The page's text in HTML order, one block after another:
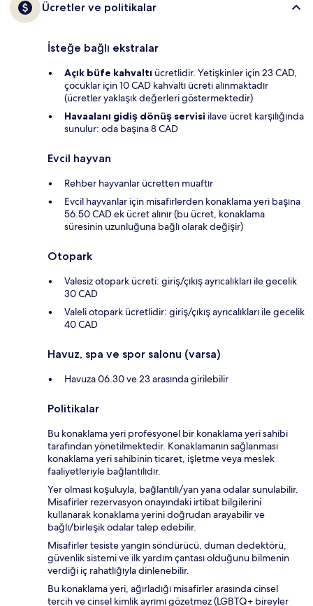
Ücretler ve politikalar
İsteğe bağlı ekstralar
Açık büfe kahvaltı ücretlidir. Yetişkinler için 23 CAD,
çocuklar için 10 CAD kahvaltı ücreti alınmaktadır
(ücretler yaklaşık değerleri göstermektedir)
Havaalanı gidiş dönüş servisi ilave ücret karşılığında
sunulur: oda başına 8 CAD
Evcil hayvan
Rehber hayvanlar ücretten muaftır
Evcil hayvanlar için misafirlerden konaklama yeri başına
56.50 CAD ek ücret alınır (bu ücret, konaklama
süresinin uzunluğuna bağlı olarak değişir)
Otopark
Valesiz otopark ücreti: giriş/çıkış ayrıcalıkları ile gecelik
30 CAD
Valeli otopark ücretlidir: giriş/çıkış ayrıcalıkları ile gecelik
40 CAD
Havuz, spa ve spor salonu (varsa)
Havuza 06.30 ve 23 arasında girilebilir
Politikalar
Bu konaklama yeri profesyonel bir konaklama yeri sahibi
tarafından yönetilmektedir. Konaklamanın sağlanması
konaklama yeri sahibinin ticaret, işletme veya meslek
faaliyetleriyle bağlantılıdır.
Yer olması koşuluyla, bağlantılı/yan yana odalar sunulabilir.
Misafirler rezervasyon onayındaki irtibat bilgilerini
kullanarak konaklama yerini doğrudan arayabilir ve
bağlı/birleşik odalar talep edebilir.
Misafirler tesiste yangın söndürücü, duman dedektörü,
güvenlik sistemi ve ilk yardım çantası olduğunu bilmenin
verdiği iç rahatlığıyla dinlenebilir.
Bu konaklama yeri, ağırladığı misafirler arasında cinsel
tercih ve cinsel kimlik ayrımı gözetmez (LGBTQ+ bireyler